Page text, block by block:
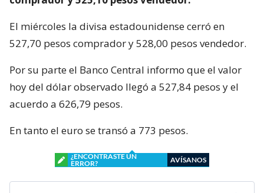
El miércoles la divisa estadounidense cerró en
527,70 pesos comprador y 528,00 pesos vendedor.
Por su parte el Banco Central informo que el valor
hoy del dólar observado llegó a 527,84 pesos y el
acuerdo a 626,79 pesos.
En tanto el euro se transó a 773 pesos.
¿ENCONTRASTE UN
ERROR?
AVÍSANOS